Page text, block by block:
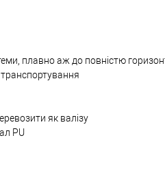
плавно аж до повністю
як валізу
PU